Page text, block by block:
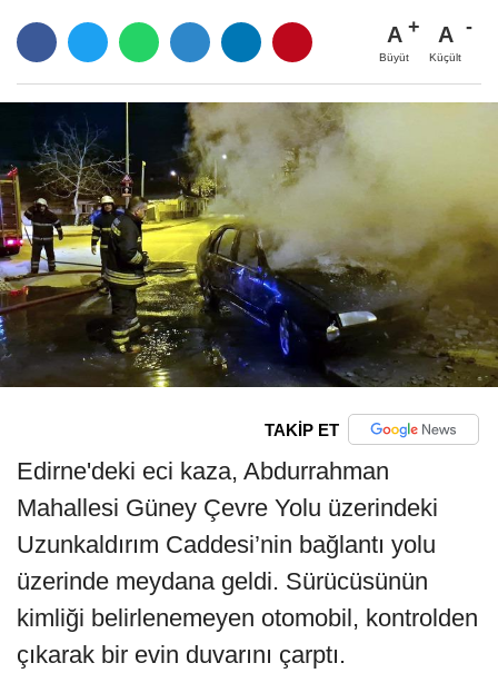
A
Büyüt
A
Küçült
TAKİP ET
Edirne'deki eci kaza, Abdurrahman
Mahallesi Güney Çevre Yolu üzerindeki
Uzunkaldırım Caddesi’nin bağlantı yolu
üzerinde meydana geldi. Sürücüsünün
kimliği belirlenemeyen otomobil, kontrolden
çıkarak bir evin duvarını çarptı.